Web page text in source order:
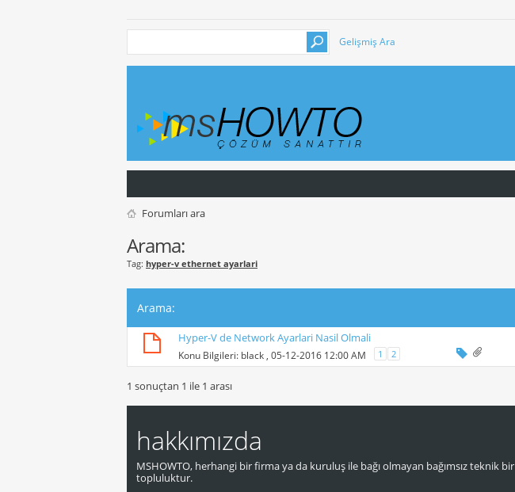
Gelişmiş Ara
Forumları ara
Arama:
Tag: hyper-v ethernet ayarlari
Arama:
Hyper-V de Network Ayarlari Nasil Olmali
Konu Bilgileri: black , 05-12-2016 12:00 AM 1 2
1 sonuçtan 1 ile 1 arası
hakkımızda
MSHOWTO, herhangi bir firma ya da kuruluş ile bağı olmayan bağımsız teknik bir
topluluktur.